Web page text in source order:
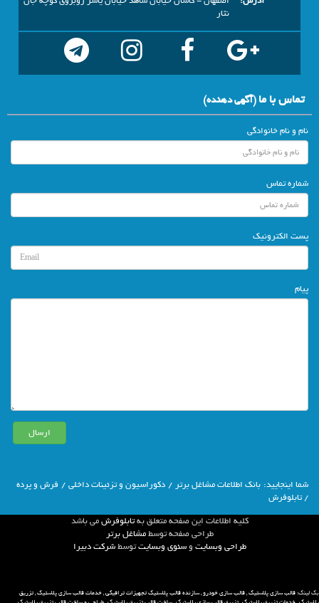
نثار
تماس با ما(آگهي دهنده)
نام و نام خانوادگی
شماره تماس
پست الکترونیک
پیام
شما اينجاييد: بانك اطلاعات مشاغل برتر / دکوراسیون و تزئینات داخلی / فرش و پرده
/ تابلوفرش
كليه اطلاعات اين صفحه متعلق بهتابلوفرشمي باشد
طراحي صفحه توسطمشاغل برتر
طراحی وبسایت وسئوی وبسایتتوسطشركت دبيرا
بک لینک:قالب سازی پلاستیک,قالب سازی خودرو,سازنده قالب پلاستیک تجهیزات ترافیکی,خدمات قالب سازی پلاستیک,تزریق